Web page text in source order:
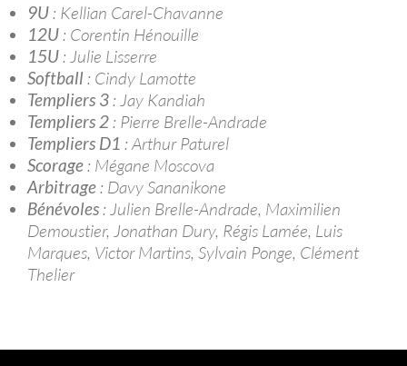
9U: Kellian Carel-Chavanne
12U: Corentin Hénouille
15U: Julie Lisserre
Softball : Cindy Lamotte
Templiers 3: Jay Kandiah
Templiers 2: Pierre Brelle-Andrade
Templiers D1 : Arthur Paturel
Scorage: Mégane Moscova
Arbitrage: Davy Sananikone
Bénévoles: Julien Brelle-Andrade, Maximilien
Demoustier, Jonathan Dury, Régis Lamée, Luis
Marques, Victor Martins, Sylvain Ponge, Clément
Thelier